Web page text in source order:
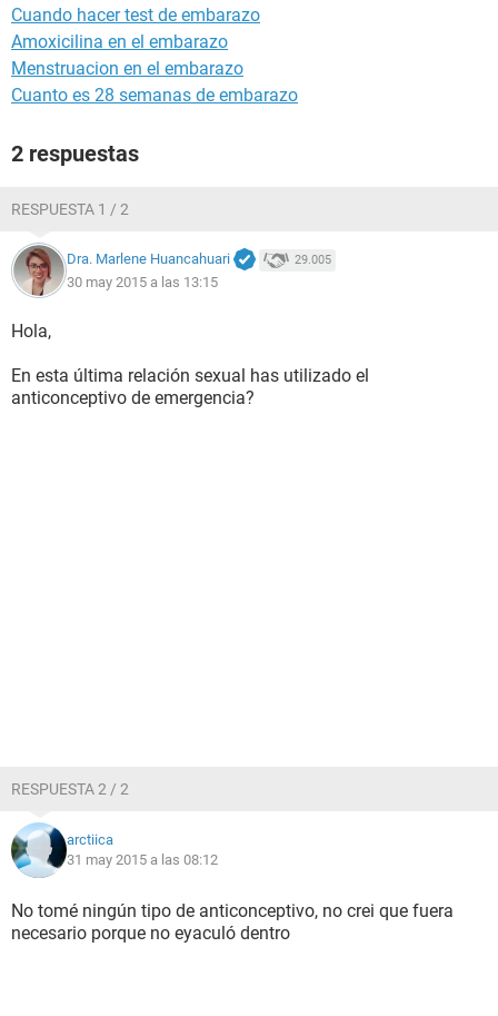
Cuando hacer test de embarazo
Amoxicilina en el embarazo
Menstruacion en el embarazo
Cuanto es 28 semanas de embarazo
2 respuestas
RESPUESTA 1 / 2
Dra. Marlene Huancahuari 29.005
30 may 2015 a las 13:15
Hola,
En esta última relación sexual has utilizado el
anticonceptivo de emergencia?
RESPUESTA 2 / 2
arctiica
31 may 2015 a las 08:12
No tomé ningún tipo de anticonceptivo, no crei que fuera
necesario porque no eyaculó dentro